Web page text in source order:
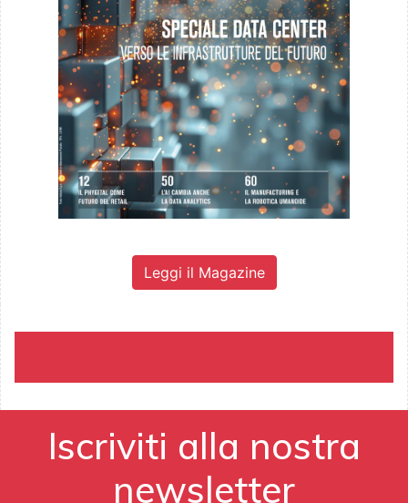
Leggi il Magazine
Iscriviti alla nostra
newsletter